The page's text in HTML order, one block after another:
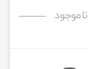
ناموجود